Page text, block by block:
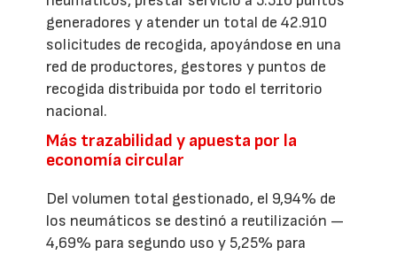
generadores y atender un total de 42.910
solicitudes de recogida, apoyándose en una
red de productores, gestores y puntos de
recogida distribuida por todo el territorio
nacional.
Más trazabilidad y apuesta por la
economía circular
Del volumen total gestionado, el 9,94% de
los neumáticos se destinó a reutilización —
4,69% para segundo uso y 5,25% para